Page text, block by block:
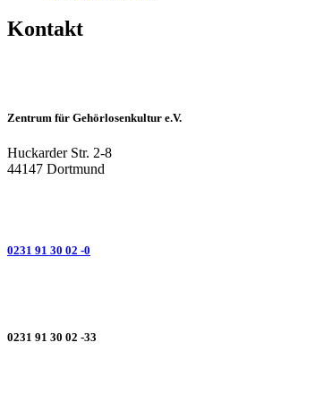
Kontakt
Zentrum für Gehörlosenkultur e.V.
Huckarder Str. 2-8
44147 Dortmund
0231 91 30 02 -0
0231 91 30 02 -33